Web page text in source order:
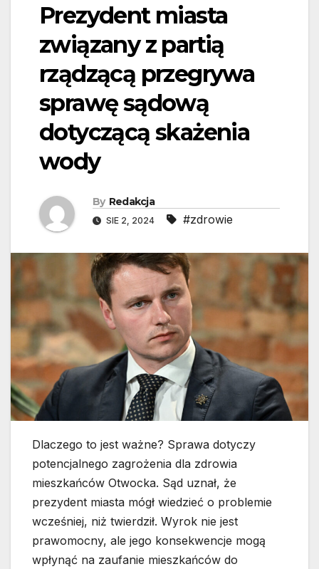
Prezydent miasta
związany z partią
rządzącą przegrywa
sprawę sądową
dotyczącą skażenia
wody
By Redakcja
SIE 2, 2024 #zdrowie
Dlaczego to jest ważne? Sprawa dotyczy
potencjalnego zagrożenia dla zdrowia
mieszkańców Otwocka. Sąd uznał, że
prezydent miasta mógł wiedzieć o problemie
wcześniej, niż twierdził. Wyrok nie jest
prawomocny, ale jego konsekwencje mogą
wpłynąć na zaufanie mieszkańców do